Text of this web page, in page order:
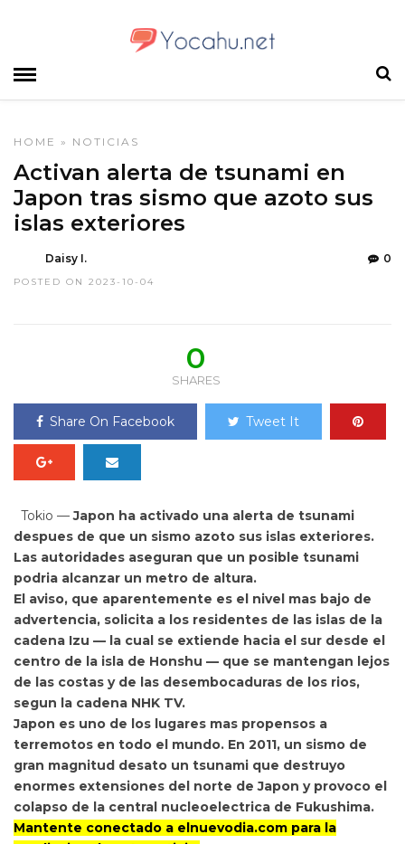
HOME » NOTICIAS
Activan alerta de tsunami en
Japon tras sismo que azoto sus
islas exteriores
Daisy I.
POSTED ON 2023-10-04
0
0
SHARES
Share On Facebook Tweet It
Tokio —Japon ha activado una alerta de tsunami
despues de que un sismo azoto sus islas exteriores.
Las autoridades aseguran que un posible tsunami
podria alcanzar un metro de altura.
El aviso, que aparentemente es el nivel mas bajo de
advertencia, solicita a los residentes de las islas de la
cadena Izu — la cual se extiende hacia el sur desde el
centro de la isla de Honshu — que se mantengan lejos
de las costas y de las desembocaduras de los rios,
segun la cadena NHK TV.
Japon es uno de los lugares mas propensos a
terremotos en todo el mundo. En 2011, un sismo de
gran magnitud desato un tsunami que destruyo
enormes extensiones del norte de Japon y provoco el
colapso de la central nucleoelectrica de Fukushima.
Mantente conectado a elnuevodia.com para la